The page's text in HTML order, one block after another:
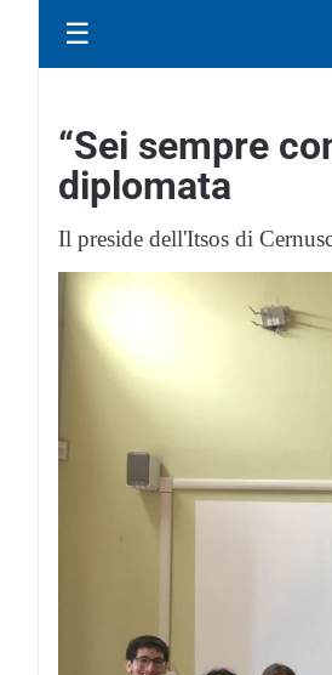
☰
“Sei sempre
diplomata
Il preside dell'Itsos di